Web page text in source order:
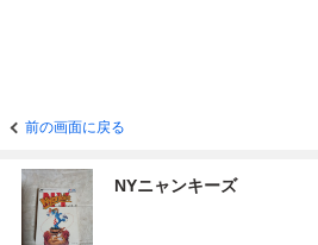
前の画面に戻る
NYニャンキーズ